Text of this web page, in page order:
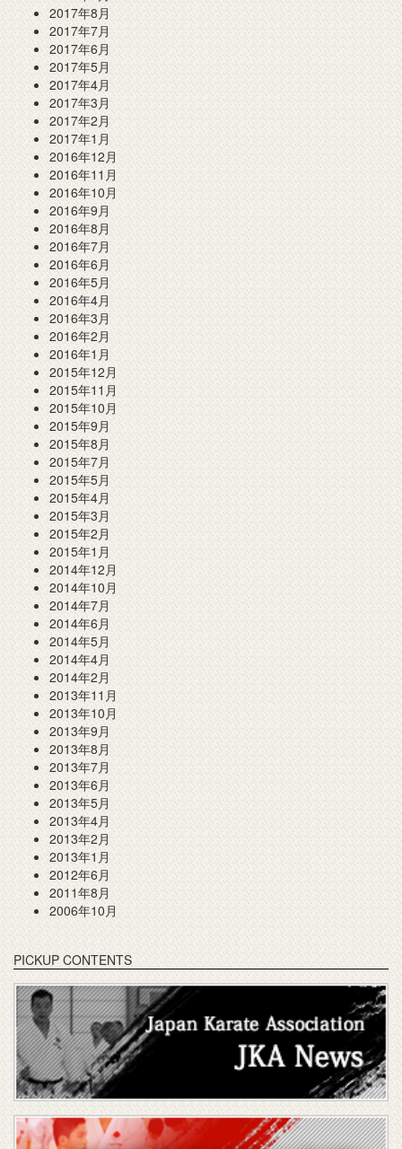
2017年8月
2017年7月
2017年6月
2017年5月
2017年4月
2017年3月
2017年2月
2017年1月
2016年12月
2016年11月
2016年10月
2016年9月
2016年8月
2016年7月
2016年6月
2016年5月
2016年4月
2016年3月
2016年2月
2016年1月
2015年12月
2015年11月
2015年10月
2015年9月
2015年8月
2015年7月
2015年5月
2015年4月
2015年3月
2015年2月
2015年1月
2014年12月
2014年10月
2014年7月
2014年6月
2014年5月
2014年4月
2014年2月
2013年11月
2013年10月
2013年9月
2013年8月
2013年7月
2013年6月
2013年5月
2013年4月
2013年2月
2013年1月
2012年6月
2011年8月
2006年10月
PICKUP CONTENTS